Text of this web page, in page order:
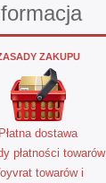
ZAKUPU
Płatna dostawa
płatności towarów
towarów i